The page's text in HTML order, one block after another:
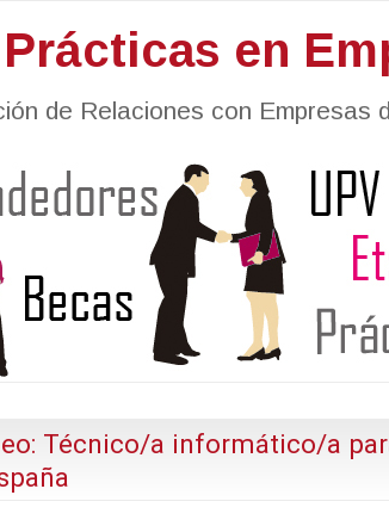
Prácticas en
de Relaciones con Empresas
Técnico/a informático/a